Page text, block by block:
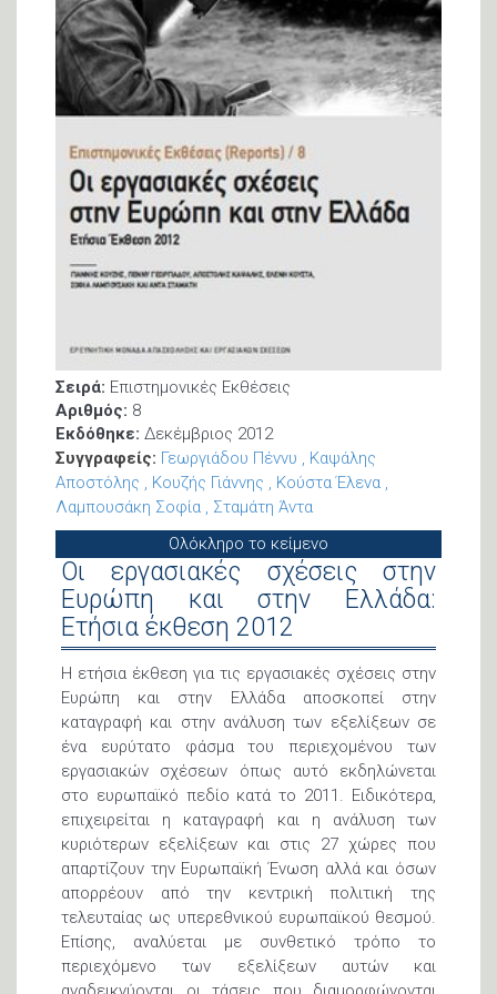
Σειρά: Επιστημονικές Εκθέσεις
Αριθμός: 8
Εκδόθηκε: Δεκέμβριος 2012
Συγγραφείς: Γεωργιάδου Πέννυ
Καψάλης
Αποστόλης
Κουζής Γιάννης
Κούστα Έλενα
Λαμπουσάκη Σοφία
Σταμάτη Άντα
Ολόκληρο το κείμενο
Οι εργασιακές σχέσεις στην
Ευρώπη και στην Ελλάδα:
Ετήσια έκθεση 2012
Η ετήσια έκθεση για τις εργασιακές σχέσεις στην
Ευρώπη και στην Ελλάδα αποσκοπεί στην
καταγραφή και στην ανάλυση των εξελίξεων σε
ένα ευρύτατο φάσμα του περιεχομένου των
εργασιακών σχέσεων όπως αυτό εκδηλώνεται
στο ευρωπαϊκό πεδίο κατά το 2011. Ειδικότερα,
επιχειρείται η καταγραφή και η ανάλυση των
κυριότερων εξελίξεων και στις 27 χώρες που
απαρτίζουν την Ευρωπαϊκή Ένωση αλλά και όσων
απορρέουν από την κεντρική πολιτική της
τελευταίας ως υπερεθνικού ευρωπαϊκού θεσμού.
Επίσης, αναλύεται με συνθετικό τρόπο το
περιεχόμενο των εξελίξεων αυτών και